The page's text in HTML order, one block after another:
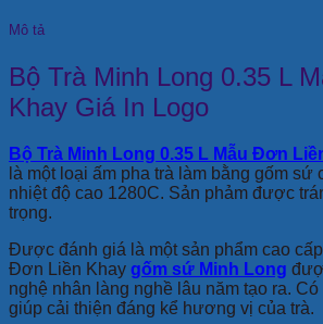
Mô tả
Bộ Trà Minh Long 0.35 L
Khay Giá In Logo
Bộ Trà Minh Long 0.35 L Mẫu Đơn
là một loại ấm pha trà làm bằng gốm sứ
nhiệt độ cao 1280C. Sản phảm được
trọng.
Được đánh giá là một sản phẩm cao
Đơn Liền Khay gốm sứ Minh Long
nghệ nhân làng nghề lâu năm tạo ra.
giúp cải thiện đáng kể hương vị của trà.